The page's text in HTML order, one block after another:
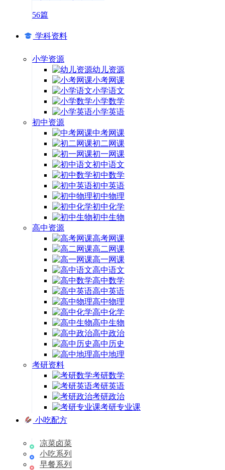
56篇
学科资料
小学资源
幼儿资源
小考网课
小学语文
小学数学
小学英语
初中资源
中考网课
初二网课
初一网课
初中语文
初中数学
初中英语
初中物理
初中化学
初中生物
高中资源
高考网课
高二网课
高一网课
高中语文
高中数学
高中英语
高中物理
高中化学
高中生物
高中政治
高中历史
高中地理
考研资料
考研数学
考研英语
考研政治
考研专业课
小吃配方
凉菜卤菜
小吃系列
早餐系列